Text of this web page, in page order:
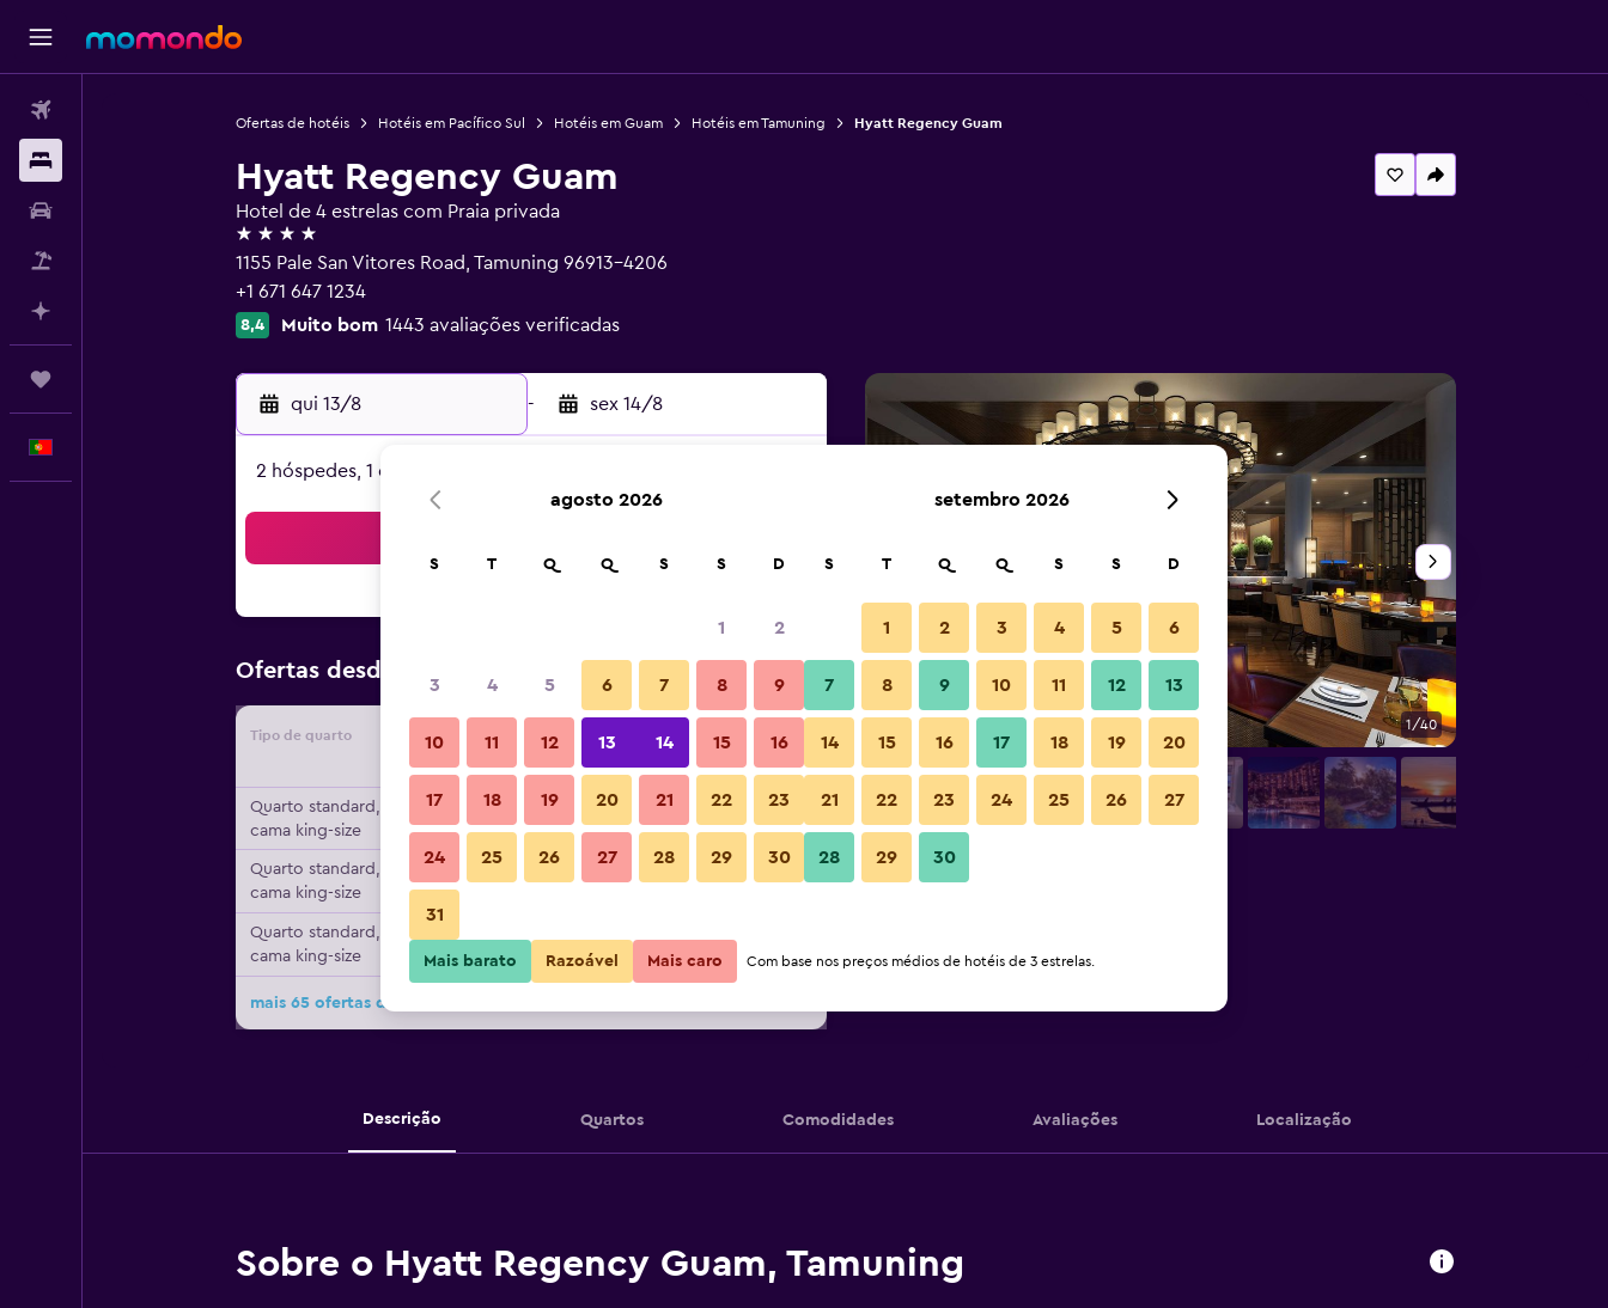
Ofertas de hotéis Hotéis em Pacífico Sul Hotéis em Guam Hotéis em Tamuning Hyatt Regency Guam
Hyatt Regency Guam
Hotel de 4 estrelas com Praia privada
4 estrelas
1155 Pale San Vitores Road, Tamuning 96913-4206
+1 671 647 1234
8,4 Muito bom 1443 avaliações verificadas
qui 13/8 - sex 14/8
2 hóspedes, 1 quarto
Ofertas desde preço por noite mais barato(a)
Tipo de quarto Fornecedor
Total por
Quarto standard, 1
cama king-size
156 € Ver oferta
Quarto standard, 1
cama king-size
158 € Ver oferta
Quarto standard, 1
cama king-size
169 € Ver oferta
mais 65 ofertas do Hyatt Regency Guam
Restaurante 1/40
Fotos
Descrição Quartos Comodidades Avaliações Localização
Sobre o Hyatt Regency Guam, Tamuning
agosto 2026
S T Q Q S S D
1 2
3 4 5 6 7 8 9
10 11 12 13 14 15 16
17 18 19 20 21 22 23
24 25 26 27 28 29 30
31
setembro 2026
S T Q Q S S D
1 2 3 4 5 6
7 8 9 10 11 12 13
14 15 16 17 18 19 20
21 22 23 24 25 26 27
28 29 30
Mais barato Razoável Mais caro Com base nos preços médios de hotéis de 3 estrelas.